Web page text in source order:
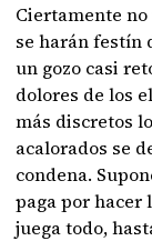
Ciertamente no
se harán festín
un gozo casi
dolores de los
más discretos
acalorados se
condena.
paga por hacer
juega todo,